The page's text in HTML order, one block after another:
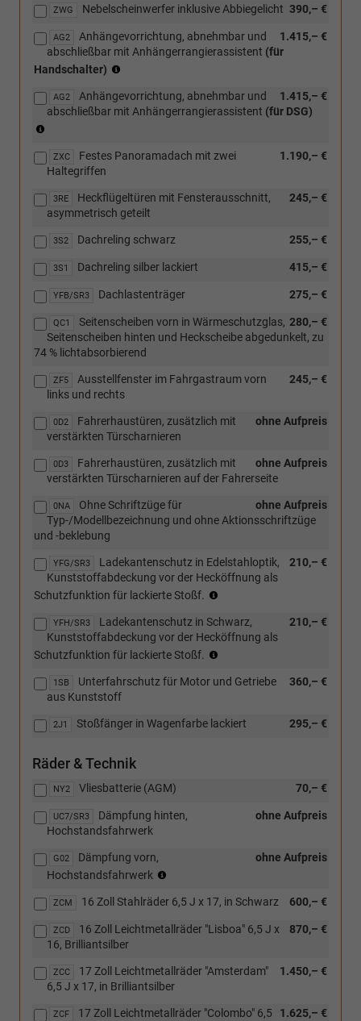
ZWG 390,– €
Nebelscheinwerfer inklusive Abbiegelicht
AG2 1.415,– €
Anhängevorrichtung, abnehmbar und
abschließbar mit Anhängerrangierassistent (für
Handschalter)
Verbindung
mit
"Rear
und
[ZWD]
Parklenkassistent
mit
AG2 1.415,– €
Anhängevorrichtung, abnehmbar und
abschließbar mit Anhängerrangierassistent (für DSG)
Verbindung
mit
Rückfahrkamera
"Rear
View"
[ZWB]
Advanced)
ZXC 1.190,– €
Festes Panoramadach mit zwei
Haltegriffen
3RE 245,– €
Heckflügeltüren mit Fensterausschnitt,
asymmetrisch geteilt
3S2 255,– €
Dachreling schwarz
3S1 415,– €
Dachreling silber lackiert
YFB/SR3 275,– €
Dachlastenträger
QC1 280,– €
Seitenscheiben vorn in Wärmeschutzglas,
Seitenscheiben hinten und Heckscheibe abgedunkelt, zu
74 % lichtabsorbierend
ZF5 245,– €
Ausstellfenster im Fahrgastraum vorn
links und rechts
0D2 ohne Aufpreis
Fahrerhaustüren, zusätzlich mit
verstärkten Türscharnieren
0D3 ohne Aufpreis
Fahrerhaustüren, zusätzlich mit
verstärkten Türscharnieren auf der Fahrerseite
0NA ohne Aufpreis
Ohne Schriftzüge für
Typ-/Modellbezeichnung und ohne Aktionsschriftzüge
und -beklebung
YFG/SR3 210,– €
Ladekantenschutz in Edelstahloptik,
Kunststoffabdeckung vor der Hecköffnung als
Schutzfunktion für lackierte Stoßf.
Verbindung
mit
in
lackiert)
YFH/SR3 210,– €
Ladekantenschutz in Schwarz,
Kunststoffabdeckung vor der Hecköffnung als
Schutzfunktion für lackierte Stoßf.
Verbindung
Stoßfänger
1SB 360,– €
Unterfahrschutz für Motor und Getriebe
aus Kunststoff
2J1 295,– €
Stoßfänger in Wagenfarbe lackiert
Räder & Technik
NY2 70,– €
Vliesbatterie (AGM)
UC7/SR3 ohne Aufpreis
Dämpfung hinten,
Hochstandsfahrwerk
G02 ohne Aufpreis
Dämpfung vorn,
Hochstandsfahrwerk
Verbindung
[UC7]
hinten,
ZCM 600,– €
16 Zoll Stahlräder 6,5 J x 17, in Schwarz
ZCD 870,– €
16 Zoll Leichtmetallräder "Lisboa" 6,5 J x
16, Brilliantsilber
ZCC 1.450,– €
17 Zoll Leichtmetallräder "Amsterdam"
6,5 J x 17, in Brilliantsilber
ZCF 1.625,– €
17 Zoll Leichtmetallräder "Colombo" 6,5